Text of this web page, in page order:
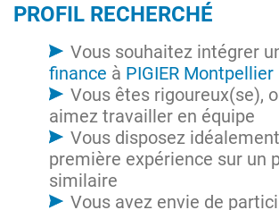
PROFIL RECHERCHÉ
Vous souhaitez intégrer
finance à PIGIER Montpellier
Vous êtes rigoureux(se),
aimez travailler en équipe
Vous disposez idéalement
première expérience sur un
similaire
Vous avez envie de